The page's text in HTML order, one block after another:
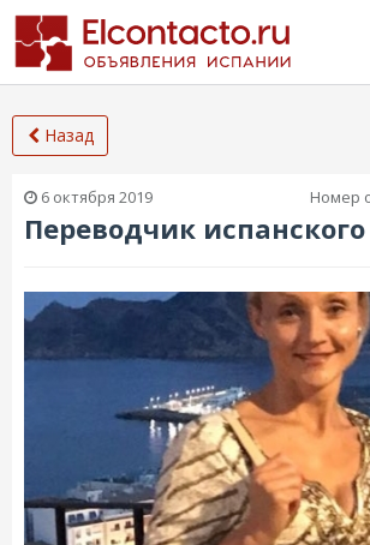
Назад
6 октября 2019 Номер
Переводчик